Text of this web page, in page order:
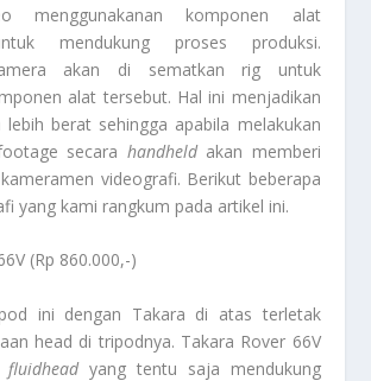
menggunakanan komponen alat
mendukung proses produksi.
akan di sematkan rig untuk
alat tersebut. Hal ini menjadikan
berat sehingga apabila melakukan
secara handheldakan memberi
videografi. Berikut beberapa
yang kami rangkum pada artikel ini.
(Rp 860.000,-)
ini dengan Takara di atas terletak
head di tripodnya. Takara Rover 66V
fluidheadyang tentu saja mendukung